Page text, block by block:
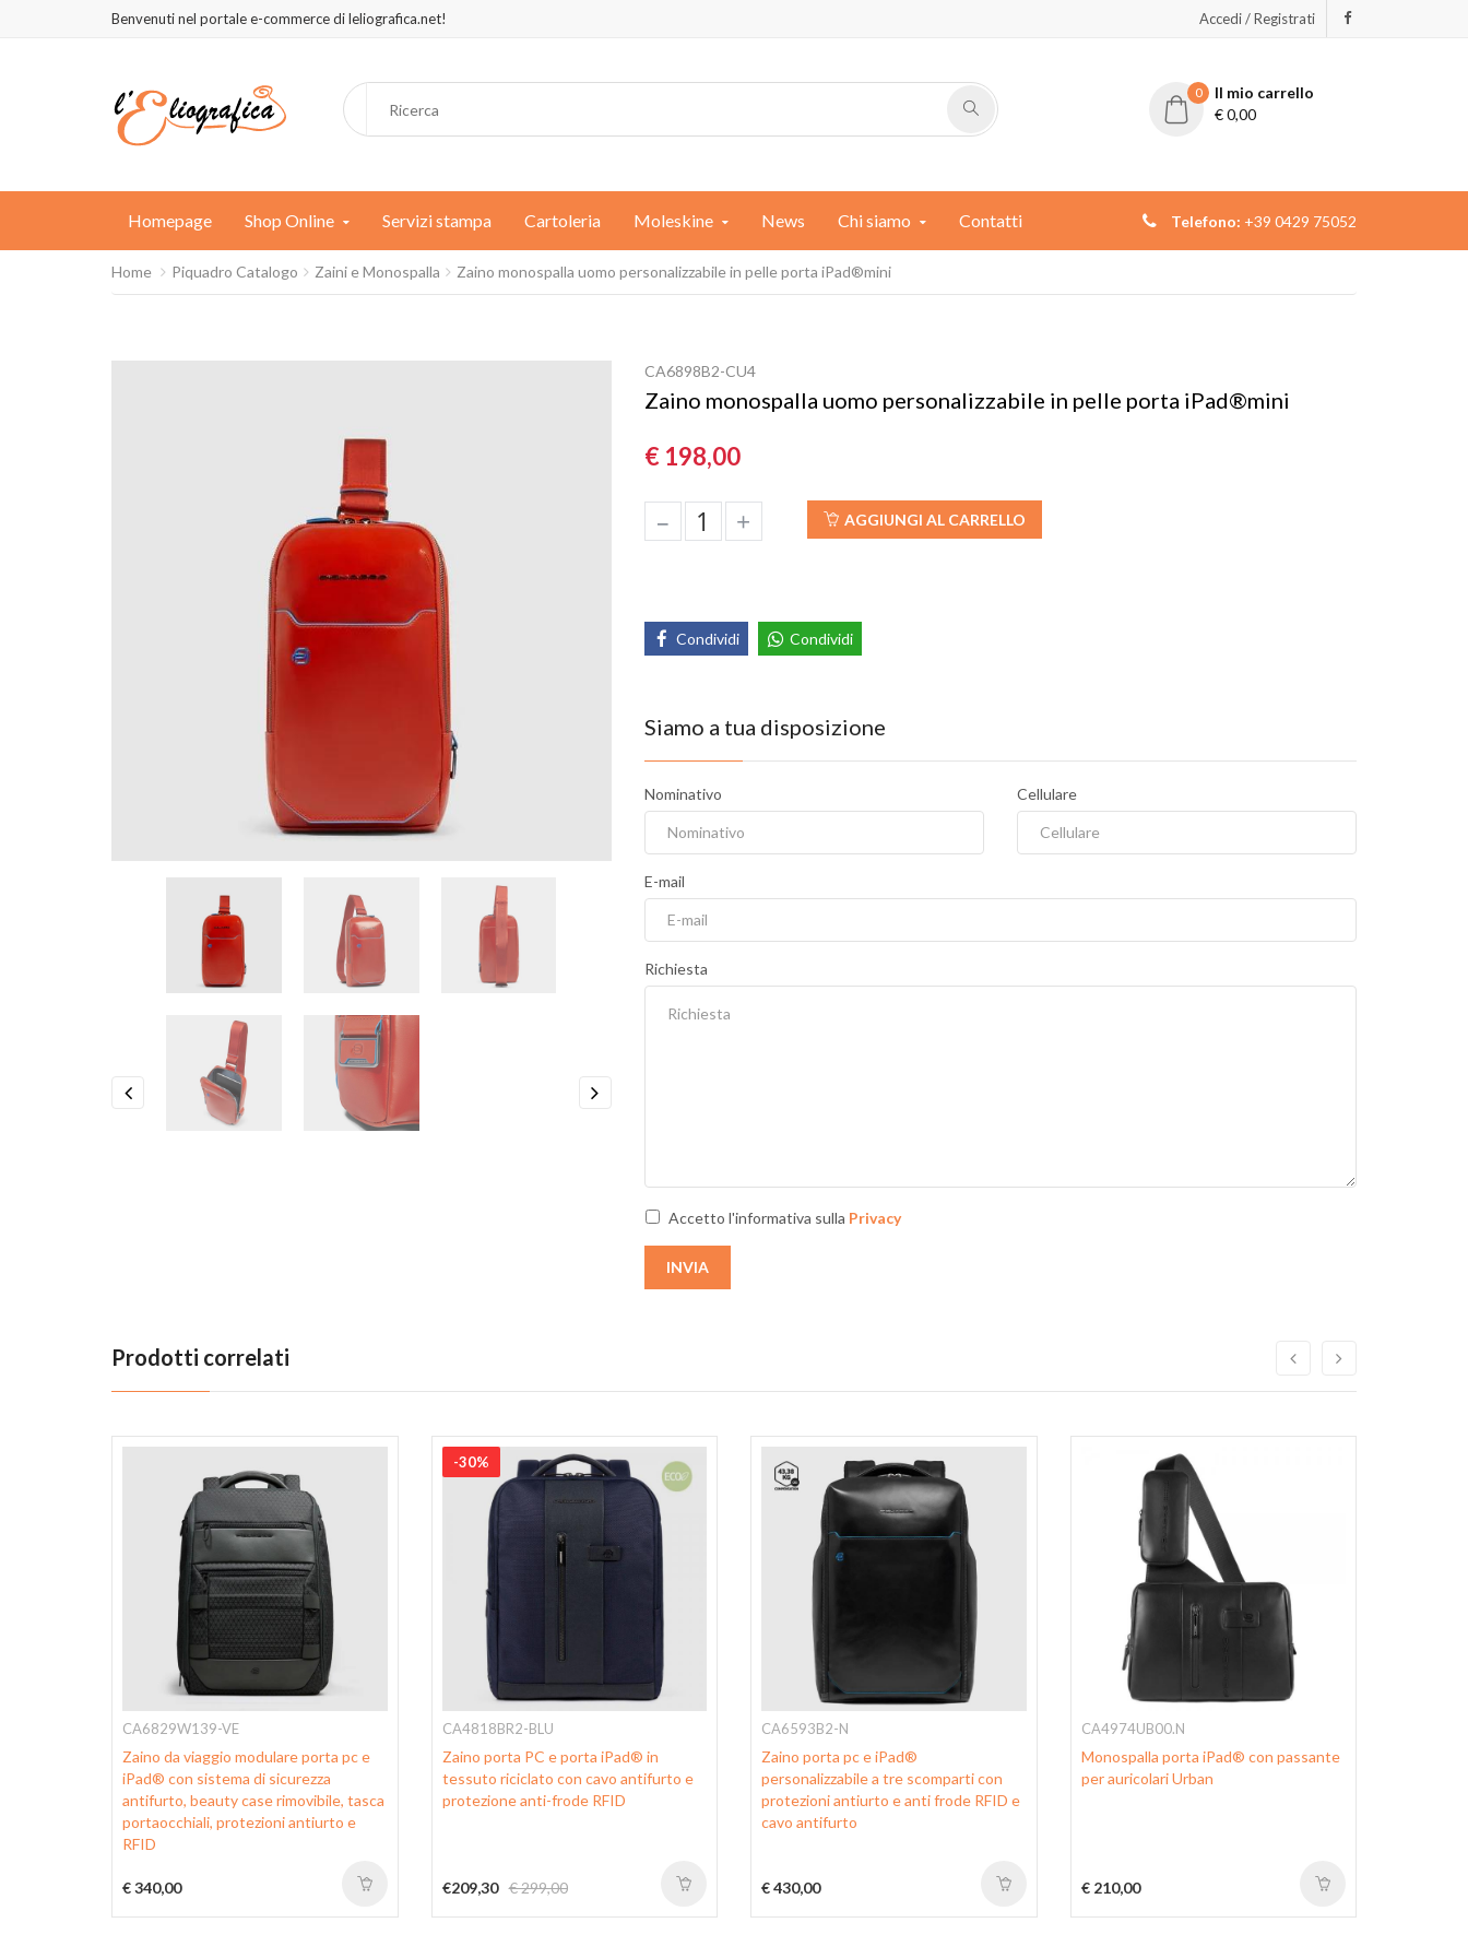
Benvenuti nel portale e-commerce di leliografica.net! Accedi / Registrati
0
Il mio carrello
€0,00
Homepage Shop Online Servizi stampa Cartoleria Moleskine News Chi siamo Contatti Telefono: +39 0429 75052
Home Piquadro Catalogo Zaini e Monospalla Zaino monospalla uomo personalizzabile in pelle porta iPad®mini
CA6898B2-CU4
Zaino monospalla uomo personalizzabile in pelle porta iPad®mini
€ 198,00
– + AGGIUNGI AL CARRELLO
Condividi Condividi
Siamo a tua disposizione
Nominativo Cellulare
E-mail
Richiesta
Accetto l'informativa sulla Privacy
INVIA
Prodotti correlati
CA6829W139-VE
Zaino da viaggio modulare porta pc e
iPad® con sistema di sicurezza
antifurto, beauty case rimovibile, tasca
portaocchiali, protezioni antiurto e
RFID
€ 340,00
-30%
CA4818BR2-BLU
Zaino porta PC e porta iPad® in
tessuto riciclato con cavo antifurto e
protezione anti-frode RFID
€209,30 € 299,00
CA6593B2-N
Zaino porta pc e iPad®
personalizzabile a tre scomparti con
protezioni antiurto e anti frode RFID e
cavo antifurto
€ 430,00
CA4974UB00.N
Monospalla porta iPad® con passante
per auricolari Urban
€ 210,00